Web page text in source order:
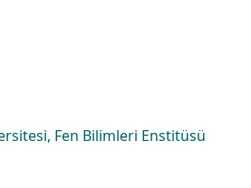
Fen Bilimleri Enstitüsü